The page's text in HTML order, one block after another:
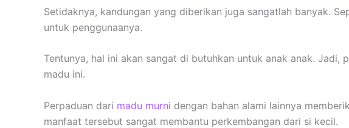
Setidaknya, kandungan yang diberikan juga sangatlah banyak.
untuk penggunaanya.
Tentunya, hal ini akan sangat di butuhkan untuk anak anak. Jadi,
madu ini.
Perpaduan dari madu murni dengan bahan alami lainnya
manfaat tersebut sangat membantu perkembangan dari si kecil.